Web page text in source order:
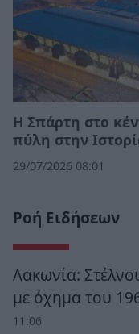
Η Σπάρτη στο
πύλη στην
29/07/2026 08:01
Ροή Ειδήσεων
Λακωνία:
με όχημα του
11:06